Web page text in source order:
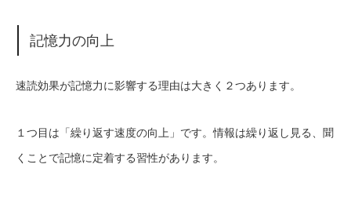
記憶力の向上
速読効果が記憶力に影響する理由は大きく２つあります。
１つ目は「繰り返す速度の向上」です。情報は繰り返し見る、聞
くことで記憶に定着する習性があります。